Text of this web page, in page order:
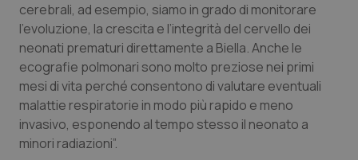
Toscana
Umbria
Valle D’Aosta
Veneto
Obesità
Oftalmologia
Oncodermatologia
Oncoematologia
cerebrali, ad esempio, siamo in grado di monitorare
l’evoluzione, la crescita e l’integrità del cervello dei
neonati prematuri direttamente a Biella. Anche le
ecografie polmonari sono molto preziose nei primi
mesi di vita perché consentono di valutare eventuali
malattie respiratorie in modo più rapido e meno
invasivo, esponendo al tempo stesso il neonato a
minori radiazioni”.